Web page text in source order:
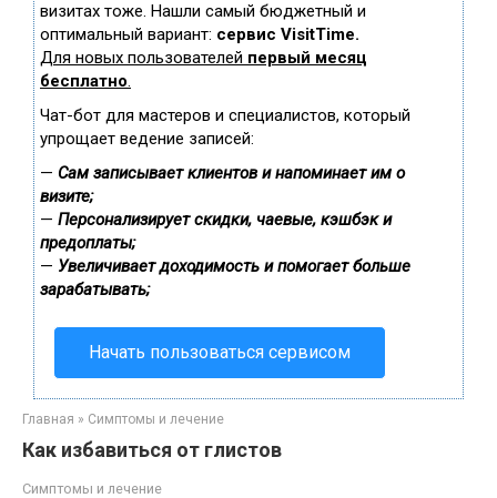
визитах тоже. Нашли самый бюджетный и
оптимальный вариант: сервис VisitTime.
Для новых пользователей первый месяц
бесплатно.
Чат-бот для мастеров и специалистов, который
упрощает ведение записей:
— Сам записывает клиентов и напоминает им о
визите;
— Персонализирует скидки, чаевые, кэшбэк и
предоплаты;
— Увеличивает доходимость и помогает больше
зарабатывать;
Начать пользоваться сервисом
Главная » Симптомы и лечение
Как избавиться от глистов
Симптомы и лечение